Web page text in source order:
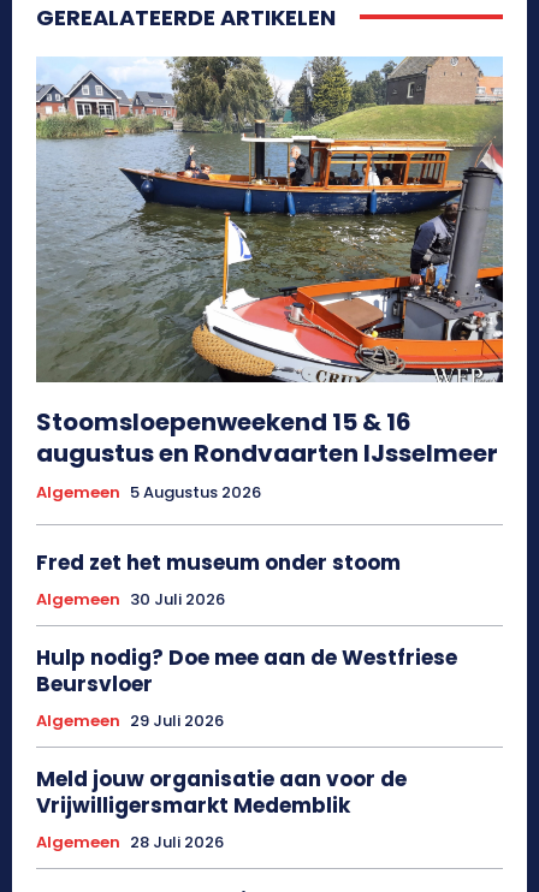
GEREALATEERDE ARTIKELEN
Stoomsloepenweekend 15 & 16
augustus en Rondvaarten IJsselmeer
Algemeen 5 Augustus 2026
Fred zet het museum onder stoom
Algemeen 30 Juli 2026
Hulp nodig? Doe mee aan de Westfriese
Beursvloer
Algemeen 29 Juli 2026
Meld jouw organisatie aan voor de
Vrijwilligersmarkt Medemblik
Algemeen 28 Juli 2026